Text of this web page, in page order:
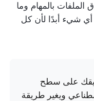
الملفات بالمهام وما
شيء أبدًا لأن كل
على سطح
ويغير طريقة